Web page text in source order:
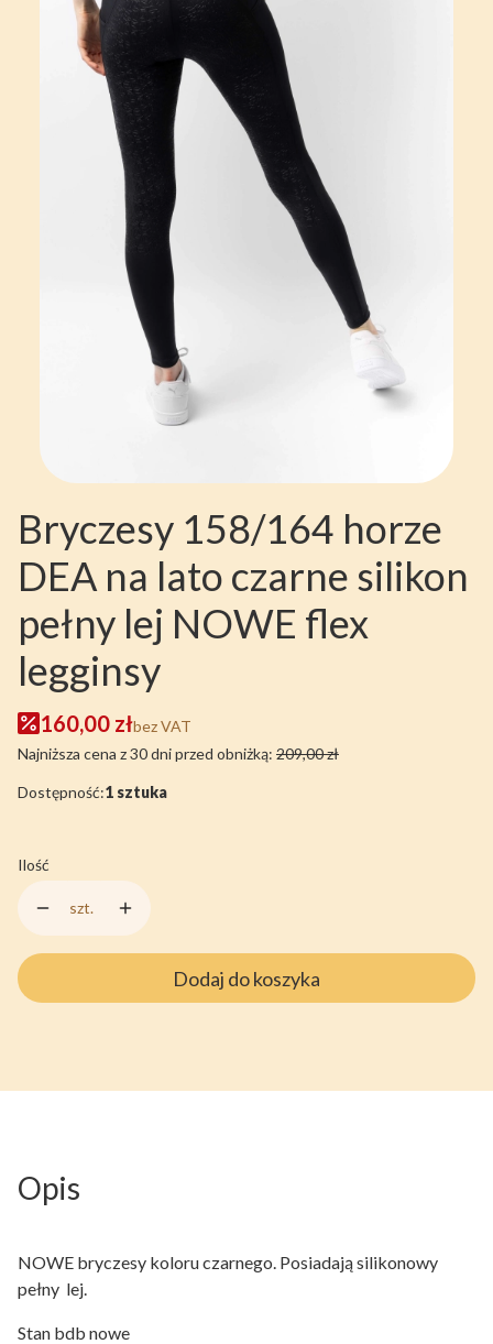
Bryczesy 158/164 horze
DEA na lato czarne silikon
pełny lej NOWE flex
legginsy
160,00 złbez VAT
Najniższa cena z 30 dni przed obniżką: 209,00 zł
Dostępność:1 sztuka
Ilość
szt.
Dodaj do koszyka
Opis
NOWE bryczesy koloru czarnego. Posiadają silikonowy
pełny lej.
Stan bdb nowe